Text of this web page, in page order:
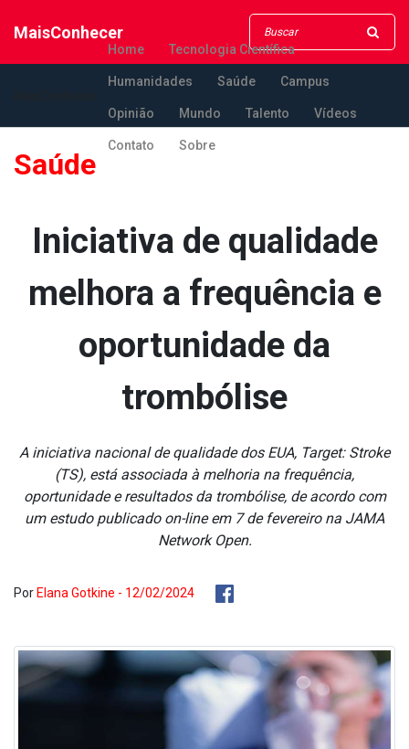
MaisConhecer
Home Tecnologia Científica
Humanidades Saúde Campus
Opinião Mundo Talento Vídeos
Contato Sobre
Saúde
Iniciativa de qualidade
melhora a frequência e
oportunidade da
trombólise
A iniciativa nacional de qualidade dos EUA, Target: Stroke
(TS), está associada à melhoria na frequência,
oportunidade e resultados da trombólise, de acordo com
um estudo publicado on-line em 7 de fevereiro na JAMA
Network Open.
Por Elana Gotkine - 12/02/2024